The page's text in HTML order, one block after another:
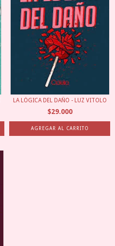
LA LÓGICA DEL DAÑO - LUZ VITOLO
$29.000